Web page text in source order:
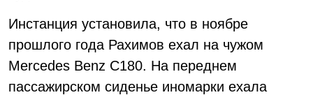
Инстанция установила, что в ноябре
прошлого года Рахимов ехал на чужом
Mercedes Benz C180. На переднем
пассажирском сиденье иномарки ехала